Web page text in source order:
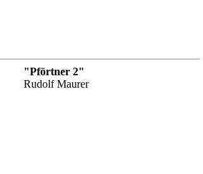
"Pförtner 2"
Rudolf Maurer